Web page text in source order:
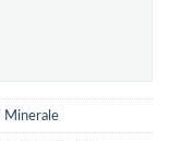
Minerale